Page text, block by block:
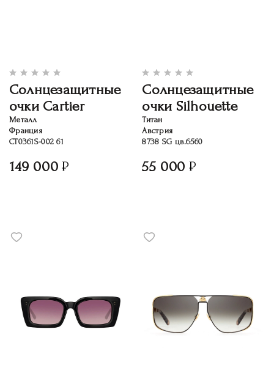
Солнцезащитные
очки Cartier
Металл
Франция
CT0361S-002 61
149 000
Солнцезащитные
очки Silhouette
Титан
Австрия
8738 SG цв.6560
55 000